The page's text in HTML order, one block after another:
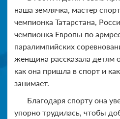
наша землячка, мастер
чемпионка Татарстана,
чемпионка Европы по
паралимпийских
женщина рассказала детям
как она пришла в спорт и
занимает.
Благодаря спорту она
упорно трудилась, чтобы